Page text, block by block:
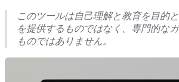
このツールは自己理解と教育を目的
を提供するものではなく、専門的な
ものではありません。